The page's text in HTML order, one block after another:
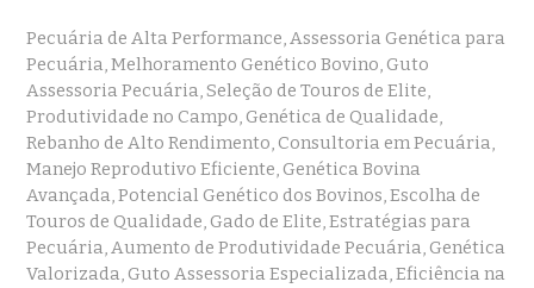
Pecuária de Alta Performance, Assessoria Genética para
Pecuária, Melhoramento Genético Bovino, Guto
Assessoria Pecuária, Seleção de Touros de Elite,
Produtividade no Campo, Genética de Qualidade,
Rebanho de Alto Rendimento, Consultoria em Pecuária,
Manejo Reprodutivo Eficiente, Genética Bovina
Avançada, Potencial Genético dos Bovinos, Escolha de
Touros de Qualidade, Gado de Elite, Estratégias para
Pecuária, Aumento de Produtividade Pecuária, Genética
Valorizada, Guto Assessoria Especializada, Eficiência na